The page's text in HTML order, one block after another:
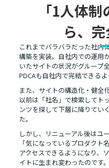
「1人体
ら、
これまでバラバラだった社内
構築を実装。自社内での運用
いたサイトの状況がグループ
PDCAも自社内で完結できるよ
また、サイトの構造化・健全
以前は「社名」で検索してト
ンツを探して下層に降りてい
た。
しかし、リニューアル後はユ
「気になっているプロダク
アクセスできるようになり、
イトに生まれ変わったのです。